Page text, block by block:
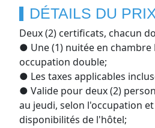
DÉTAILS DU
Deux (2) certificats, chacun
● Une (1) nuitée en chambre
occupation double;
● Les taxes applicables
● Valide pour deux (2)
au jeudi, selon l'occupation et
disponibilités de l'hôtel;